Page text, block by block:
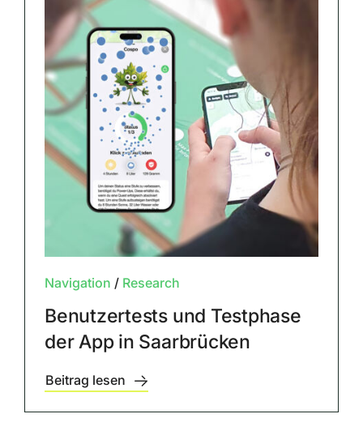
Navigation / Research
Benutzertests und Testphase
der App in Saarbrücken
Beitrag lesen